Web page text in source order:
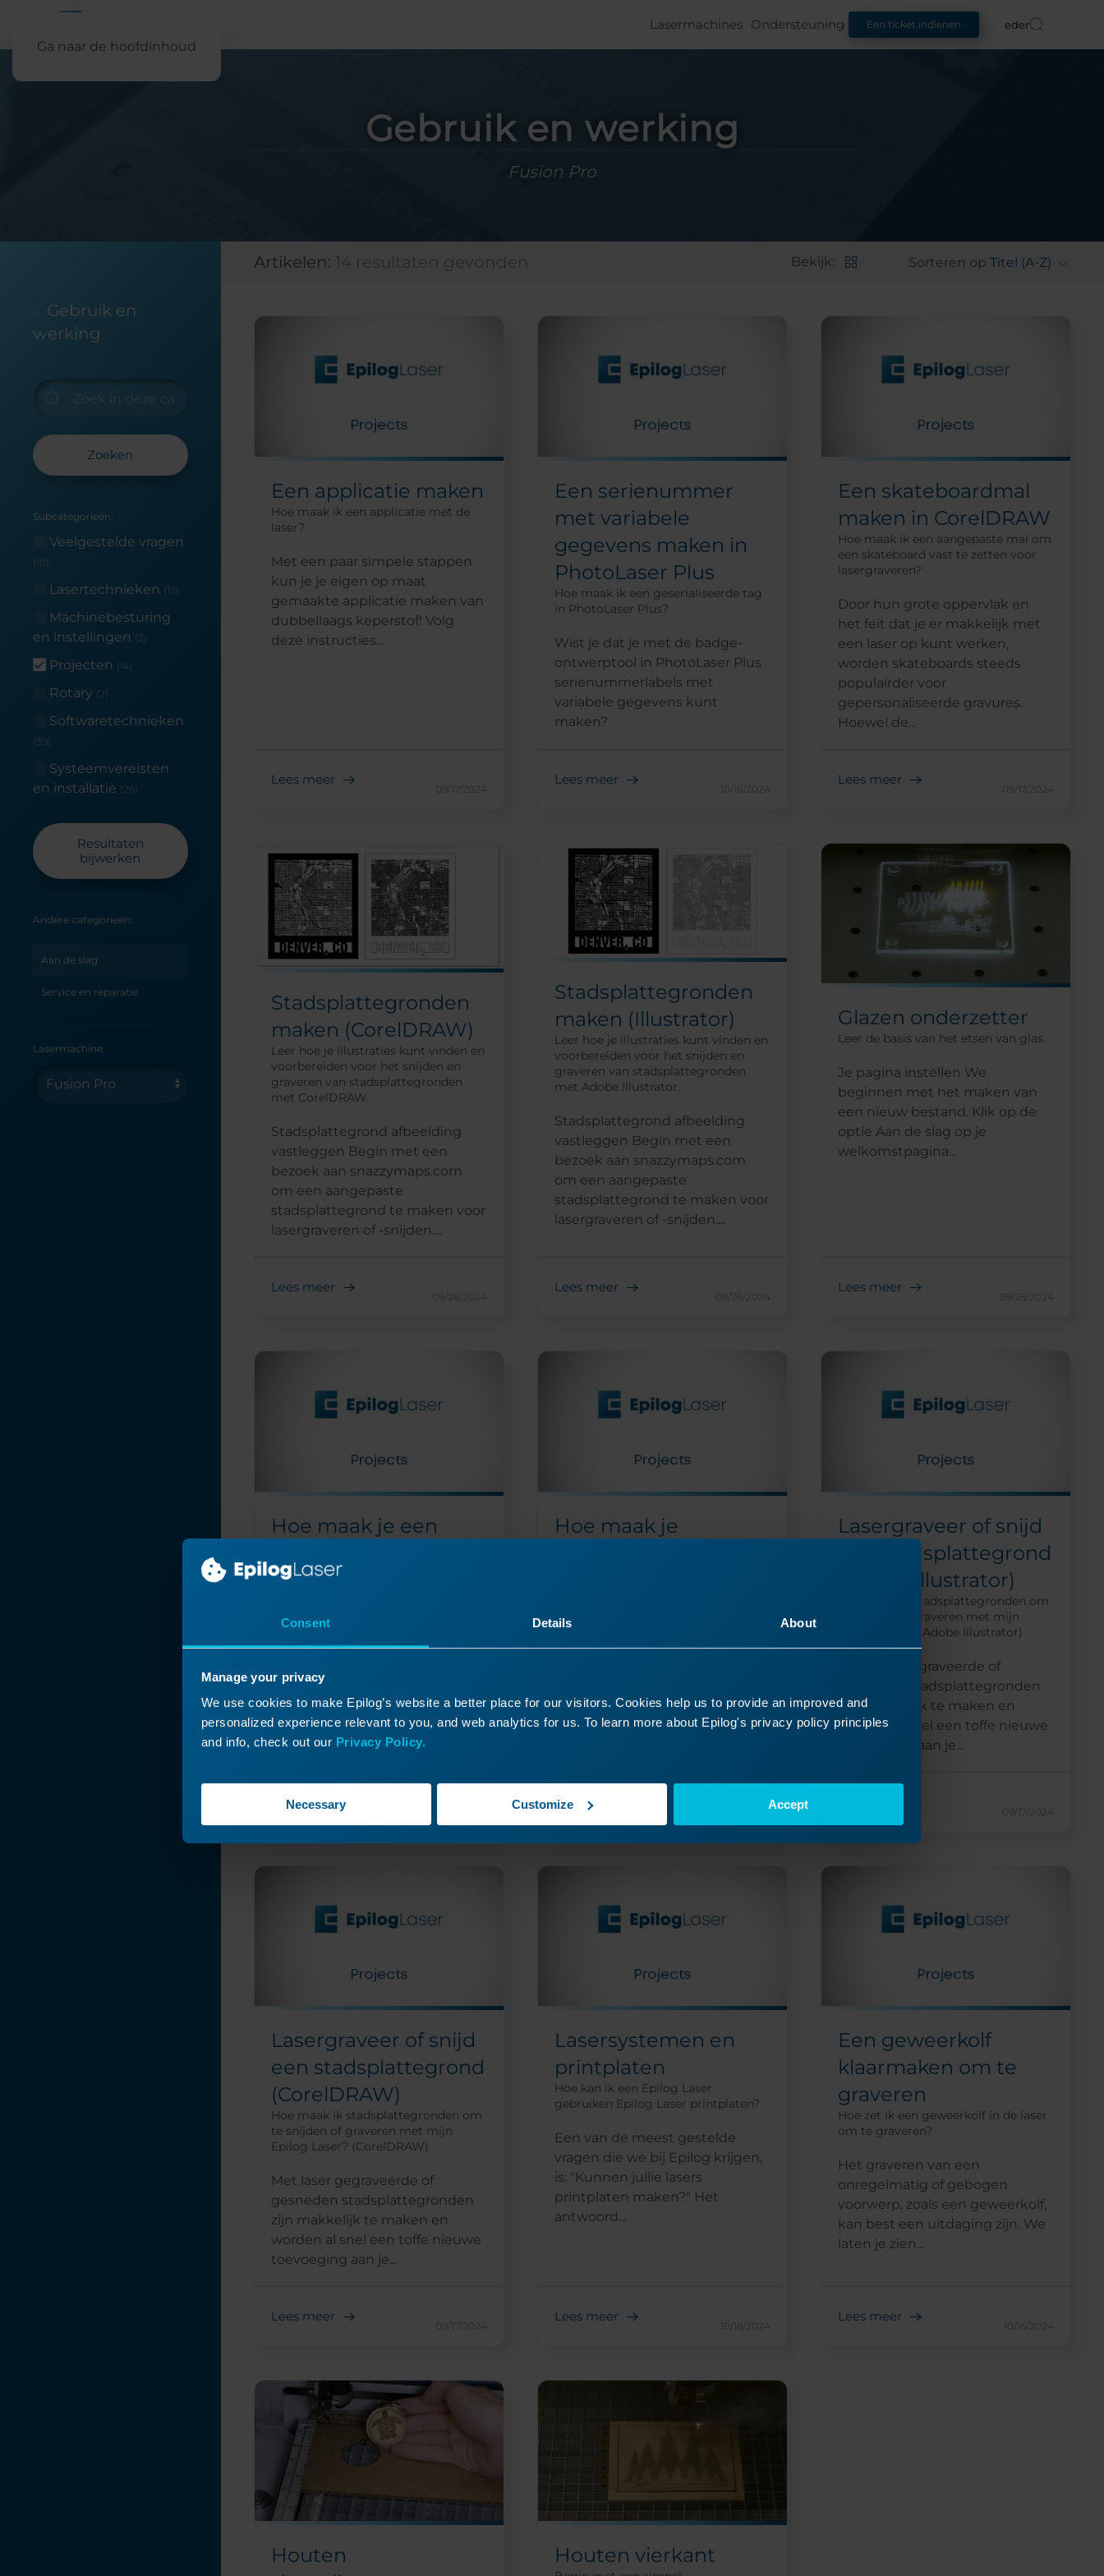
Consent Details About
Manage your privacy
We use cookies to make Epilog’s website a better place for our visitors. Cookies help us to provide an improved and
personalized experience relevant to you, and web analytics for us. To learn more about Epilog's privacy policy principles
and info, check out our Privacy Policy.
Necessary Customize Accept
Ga naar de hoofdinhoud
Lasermachines Ondersteuning Een ticket indienen Nederlands
Gebruik en werking
Fusion Pro
Gebruik en
werking
Zoeken
Subcategorieën:
Veelgestelde vragen
(10)
Lasertechnieken (12)
Machinebesturing
en instellingen (2)
Projecten (14)
Rotary (2)
Softwaretechnieken
(39)
Systeemvereisten
en installatie (26)
Resultaten
bijwerken
Andere categorieën:
Aan de slag
Service en reparatie
Lasermachine:
Artikelen: Bekijk: Sorteren op Titel (A-Z)
Een applicatie maken
Hoe maak ik een applicatie met de
laser?
Met een paar simpele stappen
kun je je eigen op maat
gemaakte applicatie maken van
dubbellaags keperstof! Volg
deze instructies...
Lees meer
09/17/2024
Een serienummer
met variabele
gegevens maken in
PhotoLaser Plus
Hoe maak ik een geserialiseerde tag
in PhotoLaser Plus?
Wist je dat je met de badge-
ontwerptool in PhotoLaser Plus
serienummerlabels met
variabele gegevens kunt
maken?
Lees meer
10/16/2024
Een skateboardmal
maken in CorelDRAW
Hoe maak ik een aangepaste mal om
een skateboard vast te zetten voor
lasergraveren?
Door hun grote oppervlak en
het feit dat je er makkelijk met
een laser op kunt werken,
worden skateboards steeds
populairder voor
gepersonaliseerde gravures.
Hoewel de...
Lees meer
09/17/2024
Stadsplattegronden
maken (CorelDRAW)
Leer hoe je illustraties kunt vinden en
voorbereiden voor het snijden en
graveren van stadsplattegronden
met CorelDRAW.
Stadsplattegrond afbeelding
vastleggen Begin met een
bezoek aan snazzymaps.com
om een aangepaste
stadsplattegrond te maken voor
lasergraveren of -snijden....
Lees meer
09/26/2024
Stadsplattegronden
maken (Illustrator)
Leer hoe je illustraties kunt vinden en
voorbereiden voor het snijden en
graveren van stadsplattegronden
met Adobe Illustrator.
Stadsplattegrond afbeelding
vastleggen Begin met een
bezoek aan snazzymaps.com
om een aangepaste
stadsplattegrond te maken voor
lasergraveren of -snijden....
Lees meer
09/26/2024
Glazen onderzetter
Leer de basis van het etsen van glas.
Je pagina instellen We
beginnen met het maken van
een nieuw bestand. Klik op de
optie Aan de slag op je
welkomstpagina...
Lees meer
09/26/2024
Hoe maak je een
in Corel X6
CorelDraw gebruiken om een
sneeuwvlokornament te maken?
feestelijk symbool dat doet
denken aan de feestdagen. Met
een paar tools in CorelDRAW
kun je makkelijk...
Lees meer
Hoe maak je
CorelDRAW?
Monogramkettingen zijn super
maakt in CorelDRAW
Lees meer
09/17/2024
Lasergraveer of snijd
een stadsplattegrond
(Adobe Illustrator)
Hoe maak ik stadsplattegronden om
te snijden of graveren met mijn
Epilog Laser? (Adobe Illustrator)
Met laser gegraveerde of
gesneden stadsplattegronden
zijn makkelijk te maken en
worden al snel een toffe nieuwe
toevoeging aan je...
09/17/2024
Lasergraveer of snijd
een stadsplattegrond
(CorelDRAW)
Hoe maak ik stadsplattegronden om
te snijden of graveren met mijn
Epilog Laser? (CorelDRAW)
Met laser gegraveerde of
gesneden stadsplattegronden
zijn makkelijk te maken en
worden al snel een toffe nieuwe
toevoeging aan je...
Lees meer
09/17/2024
Lasersystemen en
printplaten
Hoe kan ik een Epilog Laser
gebruiken Epilog Laser printplaten?
Een van de meest gestelde
vragen die we bij Epilog krijgen,
is: "Kunnen jullie lasers
printplaten maken?" Het
antwoord...
Lees meer
10/16/2024
Een geweerkolf
klaarmaken om te
graveren
Hoe zet ik een geweerkolf in de laser
om te graveren?
Het graveren van een
onregelmatig of gebogen
voorwerp, zoals een geweerkolf,
kan best een uitdaging zijn. We
laten je zien...
Lees meer
10/16/2024
Houten
Houten vierkant